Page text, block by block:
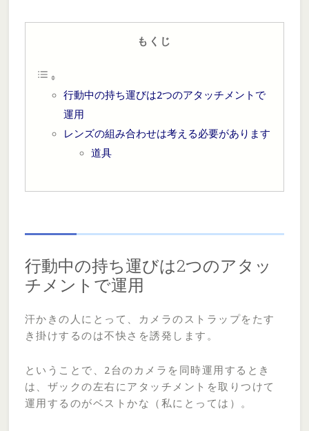
もくじ
行動中の持ち運びは2つのアタッチメントで
運用
レンズの組み合わせは考える必要があります
道具
行動中の持ち運びは2つのアタッ
チメントで運用
汗かきの人にとって、カメラのストラップをたす
き掛けするのは不快さを誘発します。
ということで、2台のカメラを同時運用するとき
は、ザックの左右にアタッチメントを取りつけて
運用するのがベストかな（私にとっては）。